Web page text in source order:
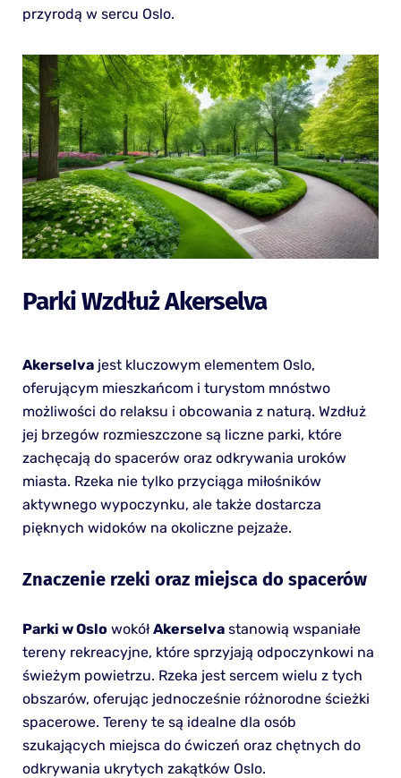
przyrodą w sercu Oslo.
Parki Wzdłuż Akerselva
Akerselvajest kluczowym elementem Oslo,
oferującym mieszkańcom i turystom mnóstwo
możliwości do relaksu i obcowania z naturą. Wzdłuż
jej brzegów rozmieszczone są liczne parki, które
zachęcają do spacerów oraz odkrywania uroków
miasta. Rzeka nie tylko przyciąga miłośników
aktywnego wypoczynku, ale także dostarcza
pięknych widoków na okoliczne pejzaże.
Znaczenie rzeki oraz miejsca do spacerów
Parki w Oslowokół Akerselvastanowią wspaniałe
tereny rekreacyjne, które sprzyjają odpoczynkowi na
świeżym powietrzu. Rzeka jest sercem wielu z tych
obszarów, oferując jednocześnie różnorodne ścieżki
spacerowe. Tereny te są idealne dla osób
szukających miejsca do ćwiczeń oraz chętnych do
odkrywania ukrytych zakątków Oslo.